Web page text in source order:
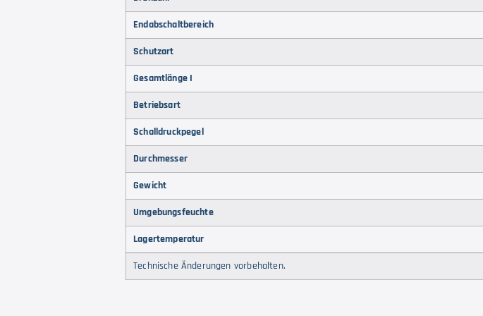
Endabschaltbereich
Schutzart
Gesamtlänge I
Betriebsart
Schalldruckpegel
Durchmesser
Gewicht
Umgebungsfeuchte
Lagertemperatur
Technische Änderungen vorbehalten.